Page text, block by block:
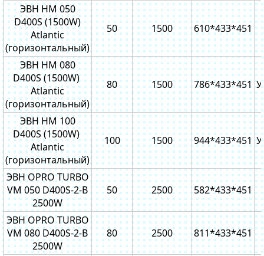
ЭВН HM 050
D400S (1500W)
Atlantic
(горизонтальный)
50 1500 610*433*451
ЭВН HM 080
D400S (1500W)
Atlantic
(горизонтальный)
80 1500 786*433*451
ЭВН HM 100
D400S (1500W)
Atlantic
(горизонтальный)
100 1500 944*433*451
ЭВН OPRO TURBO
VM 050 D400S-2-B
2500W
50 2500 582*433*451
ЭВН OPRO TURBO
VM 080 D400S-2-B
2500W
80 2500 811*433*451